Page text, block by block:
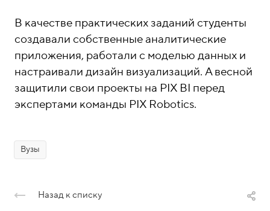
В качестве практических заданий студенты
создавали собственные аналитические
приложения, работали с моделью данных и
настраивали дизайн визуализаций. А весной
защитили свои проекты на PIX BI перед
экспертами команды PIX Robotics.
Вузы
Назад к списку